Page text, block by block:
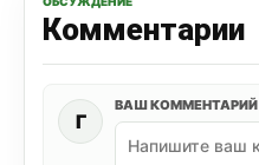
Комментарии
Г
ВАШ КОММЕНТАРИЙ